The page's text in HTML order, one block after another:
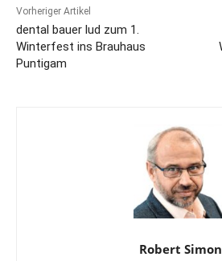
Vorheriger Artikel
dental bauer lud zum 1.
Winterfest ins Brauhaus
Puntigam
Robert Simon